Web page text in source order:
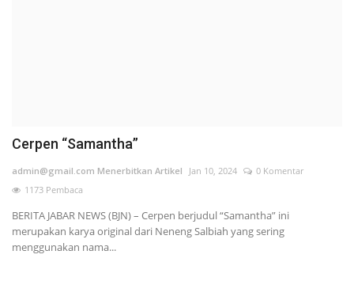
Cerpen “Samantha”
admin@gmail.com Menerbitkan Artikel Jan 10, 2024
0 Komentar
1173 Pembaca
BERITA JABAR NEWS (BJN) – Cerpen berjudul “Samantha” ini
merupakan karya original dari Neneng Salbiah yang sering
menggunakan nama...